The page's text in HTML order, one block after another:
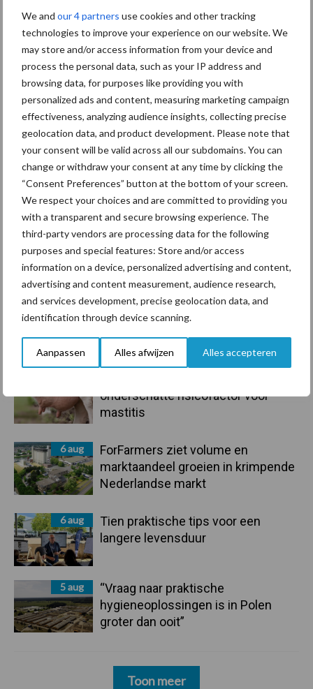
We and our 4 partners use cookies and other tracking
technologies to improve your experience on our website. We
may store and/or access information from your device and
process the personal data, such as your IP address and
browsing data, for purposes like providing you with
personalized ads and content, measuring marketing campaign
effectiveness, analyzing audience insights, collecting precise
geolocation data, and product development. Please note that
your consent will be valid across all our subdomains. You can
change or withdraw your consent at any time by clicking the
“Consent Preferences” button at the bottom of your screen.
We respect your choices and are committed to providing you
with a transparent and secure browsing experience. The
third-party vendors are processing data for the following
purposes and special features: Store and/or access
information on a device, personalized advertising and content,
advertising and content measurement, audience research,
and services development, precise geolocation data, and
identification through device scanning.
Aanpassen Alles afwijzen Alles accepteren
Primaire
Sidebar
Recent nieuws Partner nieuws
7 aug
Grondstoffenmarkt blijft grillig:
droogte en geopolitiek houden
handel in de greep
onderschatte risicofactor voor
mastitis
6 aug
ForFarmers ziet volume en
marktaandeel groeien in krimpende
Nederlandse markt
6 aug
Tien praktische tips voor een
langere levensduur
5 aug
“Vraag naar praktische
hygieneoplossingen is in Polen
groter dan ooit”
Toon meer
Diergezondheid Bemesting Fokkerij
Mastitis Hittestress
Toon meer